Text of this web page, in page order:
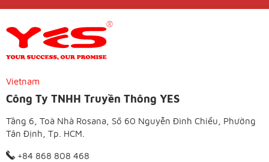
Vietnam
Công Ty TNHH Truyền Thông YES
Tầng 6, Toà Nhà Rosana, Số 60 Nguyễn Đình Chiểu, Phường
Tân Định, Tp. HCM.
+84 868 808 468